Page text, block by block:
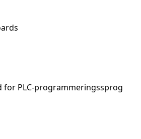
PLC-programmeringssprog